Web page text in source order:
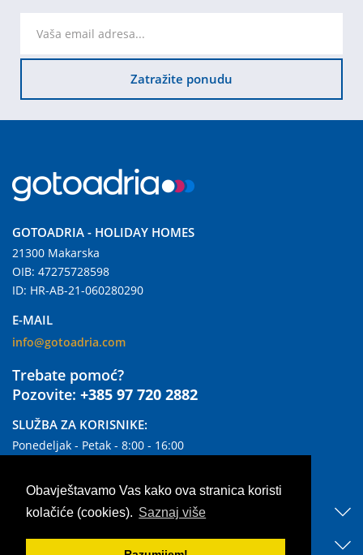
Obavještavamo Vas kako ova stranica koristi
kolačiće (cookies). Saznaj više
Zatražite ponudu
GOTOADRIA - HOLIDAY HOMES
21300 Makarska
OIB: 47275728598
ID: HR-AB-21-060280290
E-MAIL
info@gotoadria.com
Trebate pomoć?
Pozovite: +385 97 720 2882
SLUŽBA ZA KORISNIKE:
Ponedeljak - Petak - 8:00 - 16:00
KORISNI LINKOVI
OTKRIJTE NAŠ SMJEŠTAJ